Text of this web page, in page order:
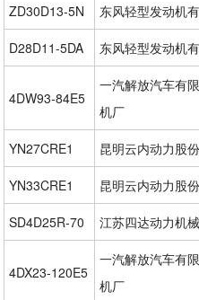
ZD30D13-5N 东风轻型发动机
D28D11-5DA 东风轻型发动机
4DW93-84E5
一汽解放汽车有
机厂
YN27CRE1 昆明云内动力股
YN33CRE1 昆明云内动力股
SD4D25R-70 江苏四达动力机
4DX23-120E5
一汽解放汽车有
机厂